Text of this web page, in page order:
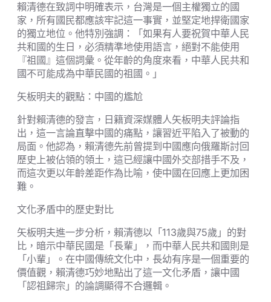
賴清德在致詞中明確表示，台灣是一個主權獨立的國
家，所有國民都應該牢記這一事實，並堅定地捍衛國家
的獨立地位。他特別強調：「如果有人要祝賀中華人民
共和國的生日，必須精準地使用語言，絕對不能使用
『祖國』這個詞彙。從年齡的角度來看，中華人民共和
國不可能成為中華民國的祖國。」
矢板明夫的觀點：中國的尷尬
針對賴清德的發言，日籍資深媒體人矢板明夫評論指
出，這一言論直擊中國的痛點，讓習近平陷入了被動的
局面。他認為，賴清德先前曾提到中國應向俄羅斯討回
歷史上被佔領的領土，這已經讓中國外交部措手不及，
而這次更以年齡差距作為比喻，使中國在回應上更加困
難。
文化矛盾中的歷史對比
矢板明夫進一步分析，賴清德以「113歲與75歲」的對
比，暗示中華民國是「長輩」，而中華人民共和國則是
「小輩」。在中國傳統文化中，長幼有序是一個重要的
價值觀，賴清德巧妙地點出了這一文化矛盾，讓中國
「認祖歸宗」的論調顯得不合邏輯。